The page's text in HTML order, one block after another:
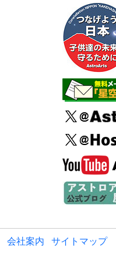
会社案内 サイトマップ